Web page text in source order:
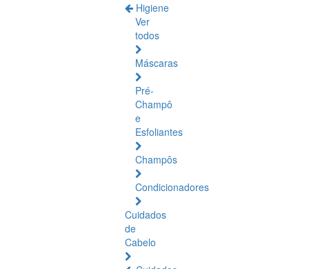
Higiene
Ver
todos
Máscaras
Pré-
Champô
e
Esfoliantes
Champôs
Condicionadores
Cuidados
de
Cabelo